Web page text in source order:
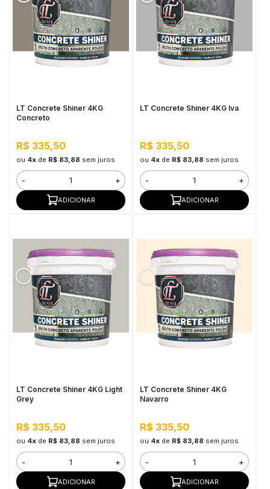
LT Concrete Shiner 4KG
Concreto
R$ 335,50
ou 4xde R$ 83,88 sem juros
- +
ADICIONAR
LT Concrete Shiner 4KG Iva
R$ 335,50
ou 4xde R$ 83,88 sem juros
- +
ADICIONAR
LT Concrete Shiner 4KG Light
Grey
R$ 335,50
ou 4xde R$ 83,88 sem juros
- +
ADICIONAR
LT Concrete Shiner 4KG
Navarro
R$ 335,50
ou 4xde R$ 83,88 sem juros
- +
ADICIONAR